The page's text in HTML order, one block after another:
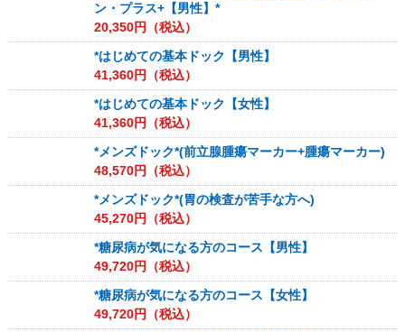
ン・プラス+【男性】*
20,350円（税込）
*はじめての基本ドック【男性】
41,360円（税込）
*はじめての基本ドック【女性】
41,360円（税込）
*メンズドック*(前立腺腫瘍マーカー+腫瘍マーカー)
48,570円（税込）
*メンズドック*(胃の検査が苦手な方へ)
45,270円（税込）
*糖尿病が気になる方のコース【男性】
49,720円（税込）
*糖尿病が気になる方のコース【女性】
49,720円（税込）